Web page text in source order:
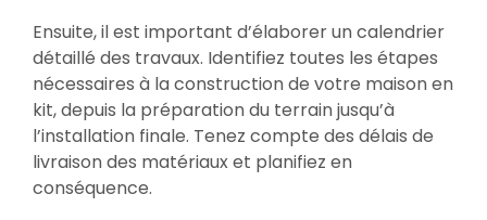
Ensuite, il est important d’élaborer un calendrier
détaillé des travaux. Identifiez toutes les étapes
nécessaires à la construction de votre maison en
kit, depuis la préparation du terrain jusqu’à
l’installation finale. Tenez compte des délais de
livraison des matériaux et planifiez en
conséquence.